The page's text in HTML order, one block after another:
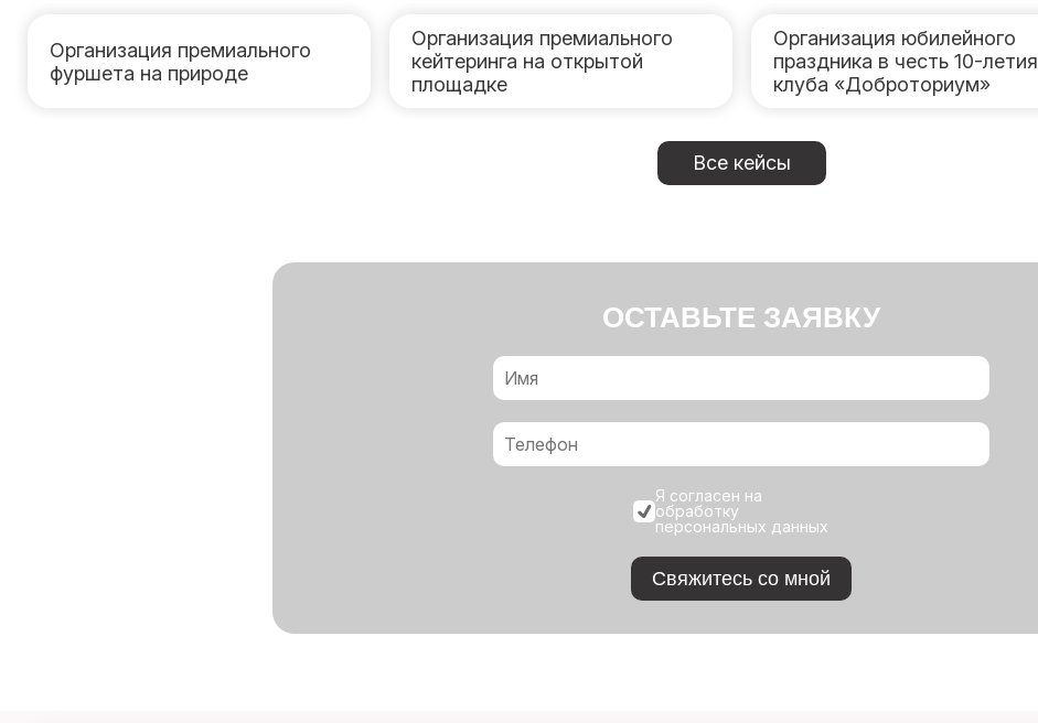
Организация премиального
фуршета на природе
Организация премиального
кейтеринга на открытой
площадке
Организация юбилейного
праздника в честь 10-летия
клуба «Доброториум»
Все кейсы
ОСТАВЬТЕ ЗАЯВКУ
Я согласен на
обработку
персональных данных
Свяжитесь со мной